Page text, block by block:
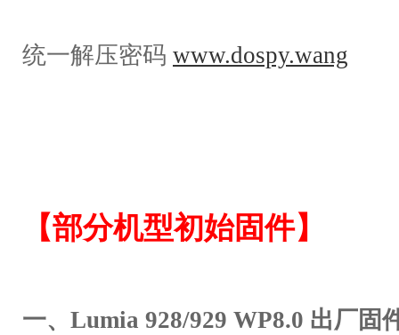
统一解压密码 www.dospy.wang
【部分机型初始固件】
一、Lumia 928/929 WP8.0 出厂固